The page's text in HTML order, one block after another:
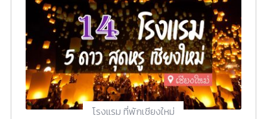
โรงแรม ที่พักเชียงใหม่